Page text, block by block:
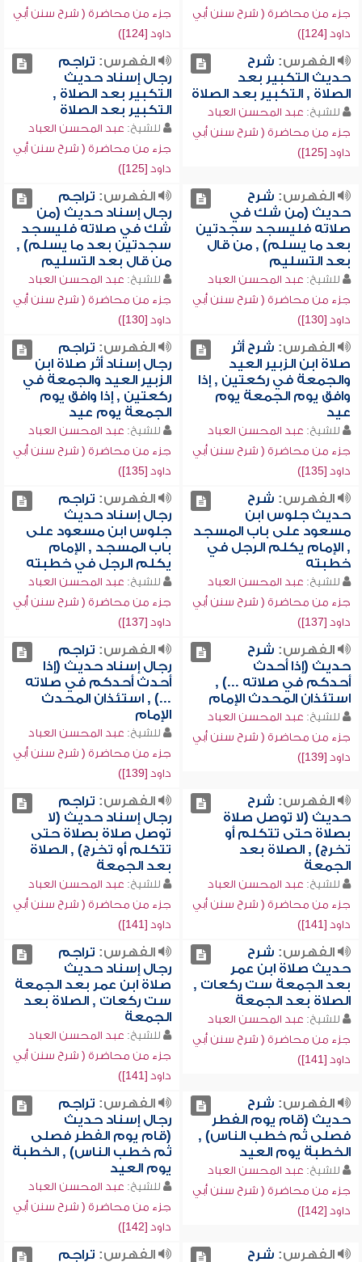
جزء من محاضرة ( شرح سنن أبي
داود [124])
جزء من محاضرة ( شرح سنن أبي
داود [124])
الفهرس: شرح
حديث التكبير بعد
الصلاة , التكبير بعد الصلاة
للشيخ: عبد المحسن العباد
جزء من محاضرة ( شرح سنن أبي
داود [125])
الفهرس: تراجم
رجال إسناد حديث
التكبير بعد الصلاة ,
التكبير بعد الصلاة
للشيخ: عبد المحسن العباد
جزء من محاضرة ( شرح سنن أبي
داود [125])
الفهرس: شرح
حديث (من شك في
صلاته فليسجد سجدتين
بعد ما يسلم) , من قال
بعد التسليم
للشيخ: عبد المحسن العباد
جزء من محاضرة ( شرح سنن أبي
داود [130])
الفهرس: تراجم
رجال إسناد حديث (من
شك في صلاته فليسجد
سجدتين بعد ما يسلم) ,
من قال بعد التسليم
للشيخ: عبد المحسن العباد
جزء من محاضرة ( شرح سنن أبي
داود [130])
الفهرس: شرح أثر
صلاة ابن الزبير العيد
والجمعة في ركعتين , إذا
وافق يوم الجمعة يوم
عيد
للشيخ: عبد المحسن العباد
جزء من محاضرة ( شرح سنن أبي
داود [135])
الفهرس: تراجم
رجال إسناد أثر صلاة ابن
الزبير العيد والجمعة في
ركعتين , إذا وافق يوم
الجمعة يوم عيد
للشيخ: عبد المحسن العباد
جزء من محاضرة ( شرح سنن أبي
داود [135])
الفهرس: شرح
حديث جلوس ابن
مسعود على باب المسجد
, الإمام يكلم الرجل في
خطبته
للشيخ: عبد المحسن العباد
جزء من محاضرة ( شرح سنن أبي
داود [137])
الفهرس: تراجم
رجال إسناد حديث
جلوس ابن مسعود على
باب المسجد , الإمام
يكلم الرجل في خطبته
للشيخ: عبد المحسن العباد
جزء من محاضرة ( شرح سنن أبي
داود [137])
الفهرس: شرح
حديث (إذا أحدث
أحدكم في صلاته ...) ,
استئذان المحدث الإمام
للشيخ: عبد المحسن العباد
جزء من محاضرة ( شرح سنن أبي
داود [139])
الفهرس: تراجم
رجال إسناد حديث (إذا
أحدث أحدكم في صلاته
...) , استئذان المحدث
الإمام
للشيخ: عبد المحسن العباد
جزء من محاضرة ( شرح سنن أبي
داود [139])
الفهرس: شرح
حديث (لا توصل صلاة
بصلاة حتى تتكلم أو
تخرج) , الصلاة بعد
الجمعة
للشيخ: عبد المحسن العباد
جزء من محاضرة ( شرح سنن أبي
داود [141])
الفهرس: تراجم
رجال إسناد حديث (لا
توصل صلاة بصلاة حتى
تتكلم أو تخرج) , الصلاة
بعد الجمعة
للشيخ: عبد المحسن العباد
جزء من محاضرة ( شرح سنن أبي
داود [141])
الفهرس: شرح
حديث صلاة ابن عمر
بعد الجمعة ست ركعات ,
الصلاة بعد الجمعة
للشيخ: عبد المحسن العباد
جزء من محاضرة ( شرح سنن أبي
داود [141])
الفهرس: تراجم
رجال إسناد حديث
صلاة ابن عمر بعد الجمعة
ست ركعات , الصلاة بعد
الجمعة
للشيخ: عبد المحسن العباد
جزء من محاضرة ( شرح سنن أبي
داود [141])
الفهرس: شرح
حديث (قام يوم الفطر
فصلى ثم خطب الناس) ,
الخطبة يوم العيد
للشيخ: عبد المحسن العباد
جزء من محاضرة ( شرح سنن أبي
داود [142])
الفهرس: تراجم
رجال إسناد حديث
(قام يوم الفطر فصلى
ثم خطب الناس) , الخطبة
يوم العيد
للشيخ: عبد المحسن العباد
جزء من محاضرة ( شرح سنن أبي
داود [142])
الفهرس: شرح الفهرس: تراجم